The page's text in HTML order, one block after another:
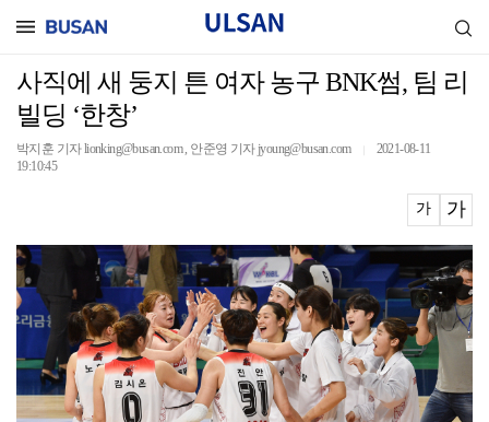
사직에 새 둥지 튼 여자 농구 BNK썸, 팀 리
빌딩 ‘한창’
박지훈 기자 lionking@busan.com , 안준영 기자 jyoung@busan.com
2021-08-11
19:10:45
가 가